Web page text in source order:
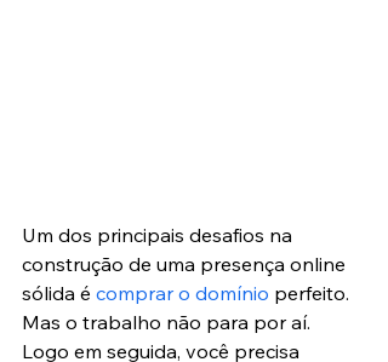
Um dos principais desafios na
construção de uma presença online
sólida é comprar o domínio perfeito.
Mas o trabalho não para por aí.
Logo em seguida, você precisa